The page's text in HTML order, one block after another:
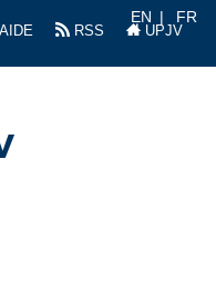
AIDE
RSS UPJV
EN FR